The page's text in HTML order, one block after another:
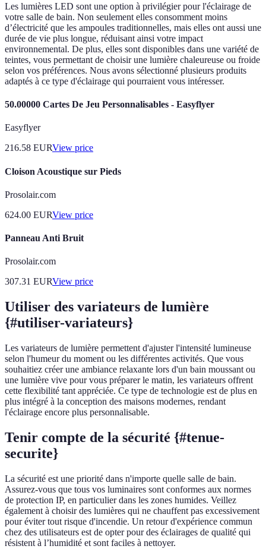
Les lumières LED sont une option à privilégier pour l'éclairage de
votre salle de bain. Non seulement elles consomment moins
d’électricité que les ampoules traditionnelles, mais elles ont aussi une
durée de vie plus longue, réduisant ainsi votre impact
environnemental. De plus, elles sont disponibles dans une variété de
teintes, vous permettant de choisir une lumière chaleureuse ou froide
selon vos préférences. Nous avons sélectionné plusieurs produits
adaptés à ce type d'éclairage qui pourraient vous intéresser.
50.00000 Cartes De Jeu Personnalisables - Easyflyer
Easyflyer
216.58 EURView price
Cloison Acoustique sur Pieds
Prosolair.com
624.00 EURView price
Panneau Anti Bruit
Prosolair.com
307.31 EURView price
Utiliser des variateurs de lumière
{#utiliser-variateurs}
Les variateurs de lumière permettent d'ajuster l'intensité lumineuse
selon l'humeur du moment ou les différentes activités. Que vous
souhaitiez créer une ambiance relaxante lors d'un bain moussant ou
une lumière vive pour vous préparer le matin, les variateurs offrent
cette flexibilité tant appréciée. Ce type de technologie est de plus en
plus intégré à la conception des maisons modernes, rendant
l'éclairage encore plus personnalisable.
Tenir compte de la sécurité {#tenue-
securite}
La sécurité est une priorité dans n'importe quelle salle de bain.
Assurez-vous que tous vos luminaires sont conformes aux normes
de protection IP, en particulier dans les zones humides. Veillez
également à choisir des lumières qui ne chauffent pas excessivement
pour éviter tout risque d'incendie. Un retour d'expérience commun
chez des utilisateurs est de opter pour des éclairages de qualité qui
résistent à l’humidité et sont faciles à nettoyer.